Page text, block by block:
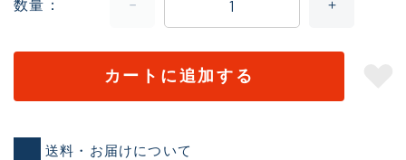
数量
カートに追加する
送料・お届けについて